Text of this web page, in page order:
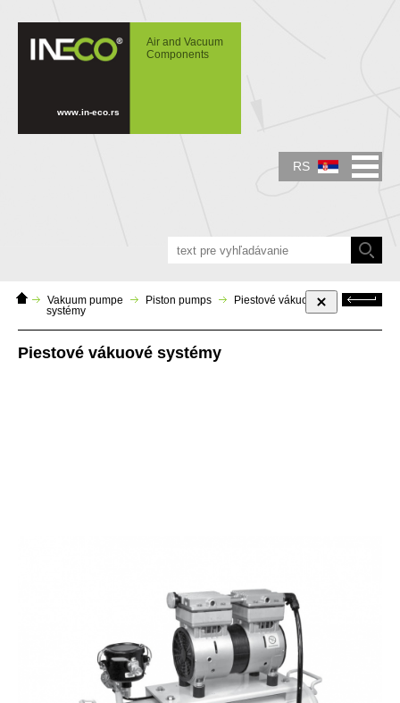
Piestové vákuové systémyAir and Vacuum
Components
www.in-eco.rs
Domáca
stránka
Vakuum pumpe Piston pumps
Piestové vákuové
systémy
Späť
Piestové vákuové systémy
RS